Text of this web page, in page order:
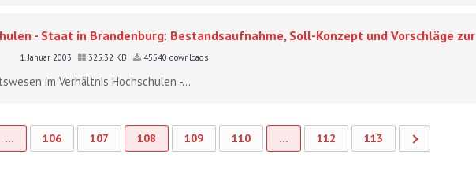
- Staat in Brandenburg: Bestandsaufnahme, Soll-Konzept und Vorschläge zur
1. Januar 2003 325.32 KB 45540 downloads
im Verhältnis Hochschulen -...
… 106 107 108 109 110 … 112 113